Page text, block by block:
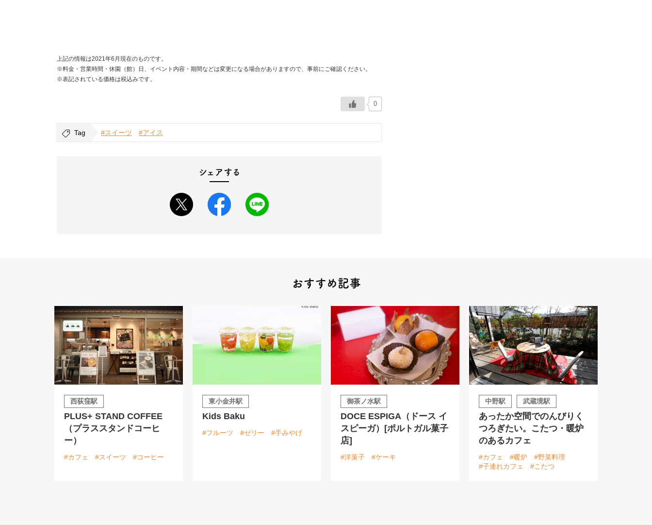
上記の情報は2021年6月現在のものです。
※料金・営業時間・休園（館）日、イベント内容・期間などは変更になる場合がありますので、事前にご確認ください。
※表記されている価格は税込みです。
0
Tag #スイーツ #アイス
シェアする
おすすめ記事
西荻窪駅
PLUS+ STAND COFFEE
（プラススタンドコーヒ
ー）
#カフェ #スイーツ #コーヒー
東小金井駅
Kids Baku
#フルーツ #ゼリー #手みやげ
御茶ノ水駅
DOCE ESPIGA（ドース イ
スピーガ）[ポルトガル菓子
店]
#洋菓子 #ケーキ
中野駅 武蔵境駅
あったか空間でのんびりく
つろぎたい。こたつ・暖炉
のあるカフェ
#カフェ #暖炉
#野菜料理
#子連れカフェ
#こたつ